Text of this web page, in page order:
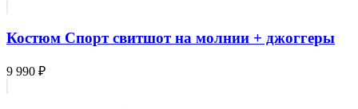
Костюм Спорт свитшот на молнии + джоггеры
9 990 ₽